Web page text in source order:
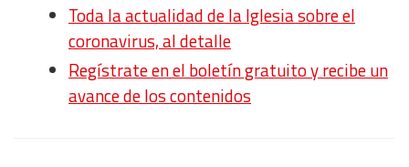
Toda la actualidad de la Iglesia sobre el
coronavirus, al detalle
Regístrate en el boletín gratuito y recibe un
avance de los contenidos